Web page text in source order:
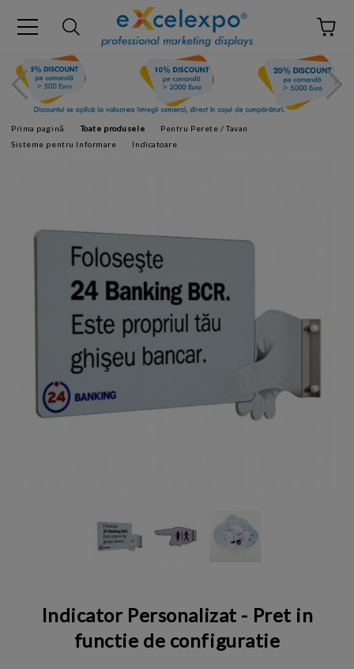
Prima pagină Toate produsele
Pentru Perete / Tavan
Sisteme pentru Informare
Indicatoare
Indicator Personalizat - Pret in
functie de configuratie